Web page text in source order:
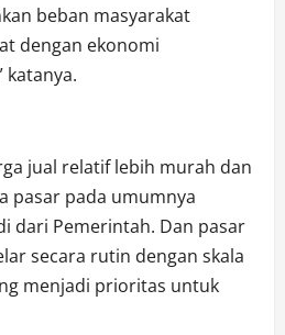
beban masyarakat
dengan ekonomi
katanya.
jual relatif lebih murah dan
pasar pada umumnya
dari Pemerintah. Dan pasar
secara rutin dengan skala
menjadi prioritas untuk